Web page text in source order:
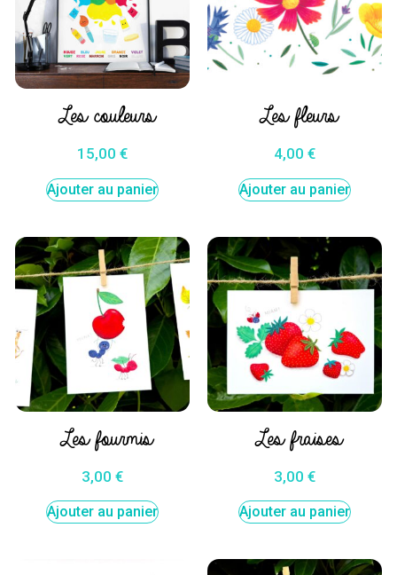
Les couleurs
15,00 €
Ajouter au panier
Les fleurs
4,00 €
Ajouter au panier
Les fourmis
3,00 €
Ajouter au panier
Les fraises
3,00 €
Ajouter au panier